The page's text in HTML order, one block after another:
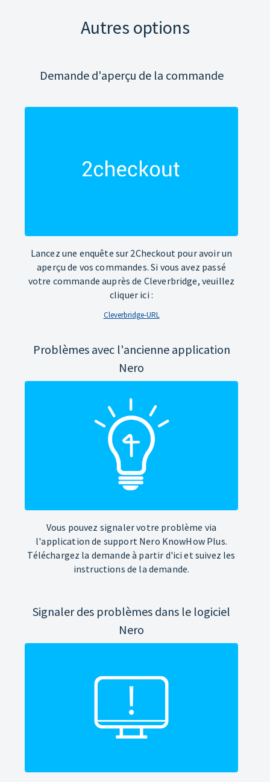
Autres options
Demande d'aperçu de la commande
Lancez une enquête sur 2Checkout pour avoir un
aperçu de vos commandes. Si vous avez passé
votre commande auprès de Cleverbridge, veuillez
cliquer ici :
Cleverbridge-URL
Problèmes avec l'ancienne application
Nero
Vous pouvez signaler votre problème via
l'application de support Nero KnowHow Plus.
Téléchargez la demande à partir d'ici et suivez les
instructions de la demande.
Signaler des problèmes dans le logiciel
Nero